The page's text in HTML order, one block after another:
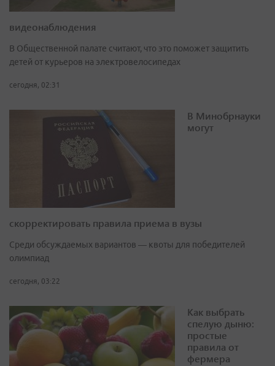
видеонаблюдения
В Общественной палате считают, что это поможет защитить
детей от курьеров на электровелосипедах
сегодня, 02:31
В Минобрнауки
могут
скорректировать правила приема в вузы
Среди обсуждаемых вариантов — квоты для победителей
олимпиад
сегодня, 03:22
Как выбрать
спелую дыню:
простые
правила от
фермера